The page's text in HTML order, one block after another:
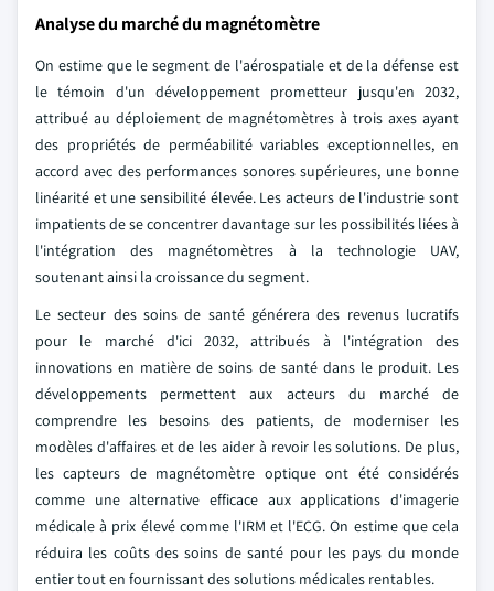
Analyse du marché du magnétomètre
On estime que le segment de l'aérospatiale et de la défense est
le témoin d'un développement prometteur jusqu'en 2032,
attribué au déploiement de magnétomètres à trois axes ayant
des propriétés de perméabilité variables exceptionnelles, en
accord avec des performances sonores supérieures, une bonne
linéarité et une sensibilité élevée. Les acteurs de l'industrie sont
impatients de se concentrer davantage sur les possibilités liées à
l'intégration des magnétomètres à la technologie UAV,
soutenant ainsi la croissance du segment.
Le secteur des soins de santé générera des revenus lucratifs
pour le marché d'ici 2032, attribués à l'intégration des
innovations en matière de soins de santé dans le produit. Les
développements permettent aux acteurs du marché de
comprendre les besoins des patients, de moderniser les
modèles d'affaires et de les aider à revoir les solutions. De plus,
les capteurs de magnétomètre optique ont été considérés
comme une alternative efficace aux applications d'imagerie
médicale à prix élevé comme l'IRM et l'ECG. On estime que cela
réduira les coûts des soins de santé pour les pays du monde
entier tout en fournissant des solutions médicales rentables.